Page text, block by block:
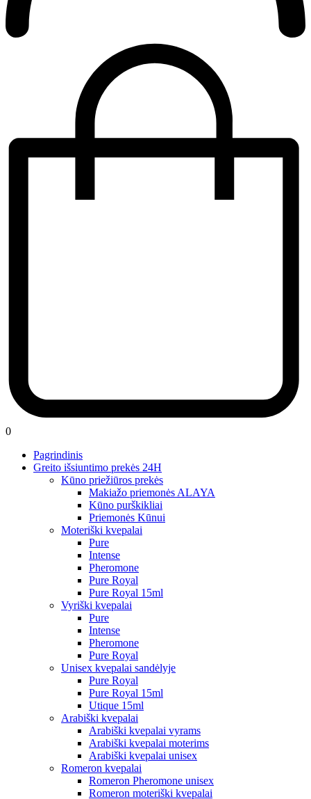
0
Pagrindinis
Greito išsiuntimo prekės 24H
Kūno priežiūros prekės
Makiažo priemonės ALAYA
Kūno purškikliai
Priemonės Kūnui
Moteriški kvepalai
Pure
Intense
Pheromone
Pure Royal
Pure Royal 15ml
Vyriški kvepalai
Pure
Intense
Pheromone
Pure Royal
Unisex kvepalai sandėlyje
Pure Royal
Pure Royal 15ml
Utique 15ml
Arabiški kvepalai
Arabiški kvepalai vyrams
Arabiški kvepalai moterims
Arabiški kvepalai unisex
Romeron kvepalai
Romeron Pheromone unisex
Romeron moteriški kvepalai